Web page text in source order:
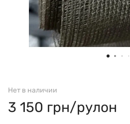
Нет в наличии
3 150 грн/рулон